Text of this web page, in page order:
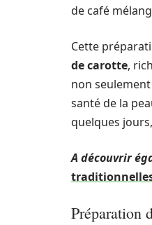
de café
Cette
de carotte,
non
santé de la
quelques
A découvrir
Préparation